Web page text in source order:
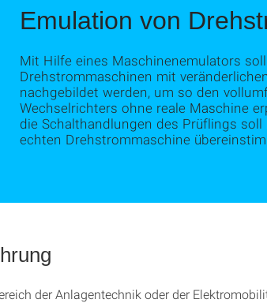
Emulation von
Mit Hilfe eines Maschinenemulators
Drehstrommaschinen mit
nachgebildet werden, um so den
Wechselrichters ohne reale Maschine
die Schalthandlungen des Prüflings
echten Drehstrommaschine
der Anlagentechnik oder der